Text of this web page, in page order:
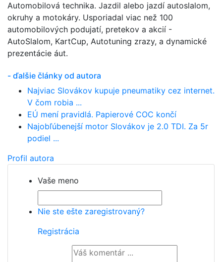
Automobilová technika. Jazdil alebo jazdí autoslalom,
okruhy a motokáry. Usporiadal viac než 100
automobilových podujatí, pretekov a akcií -
AutoSlalom, KartCup, Autotuning zrazy, a dynamické
prezentácie áut.
- ďalšie články od autora
Najviac Slovákov kupuje pneumatiky cez internet.
V čom robia ...
EÚ mení pravidlá. Papierové COC končí
Najobľúbenejší motor Slovákov je 2.0 TDI. Za 5r
podiel ...
Profil autora
Vaše meno
Nie ste ešte zaregistrovaný?
Registrácia